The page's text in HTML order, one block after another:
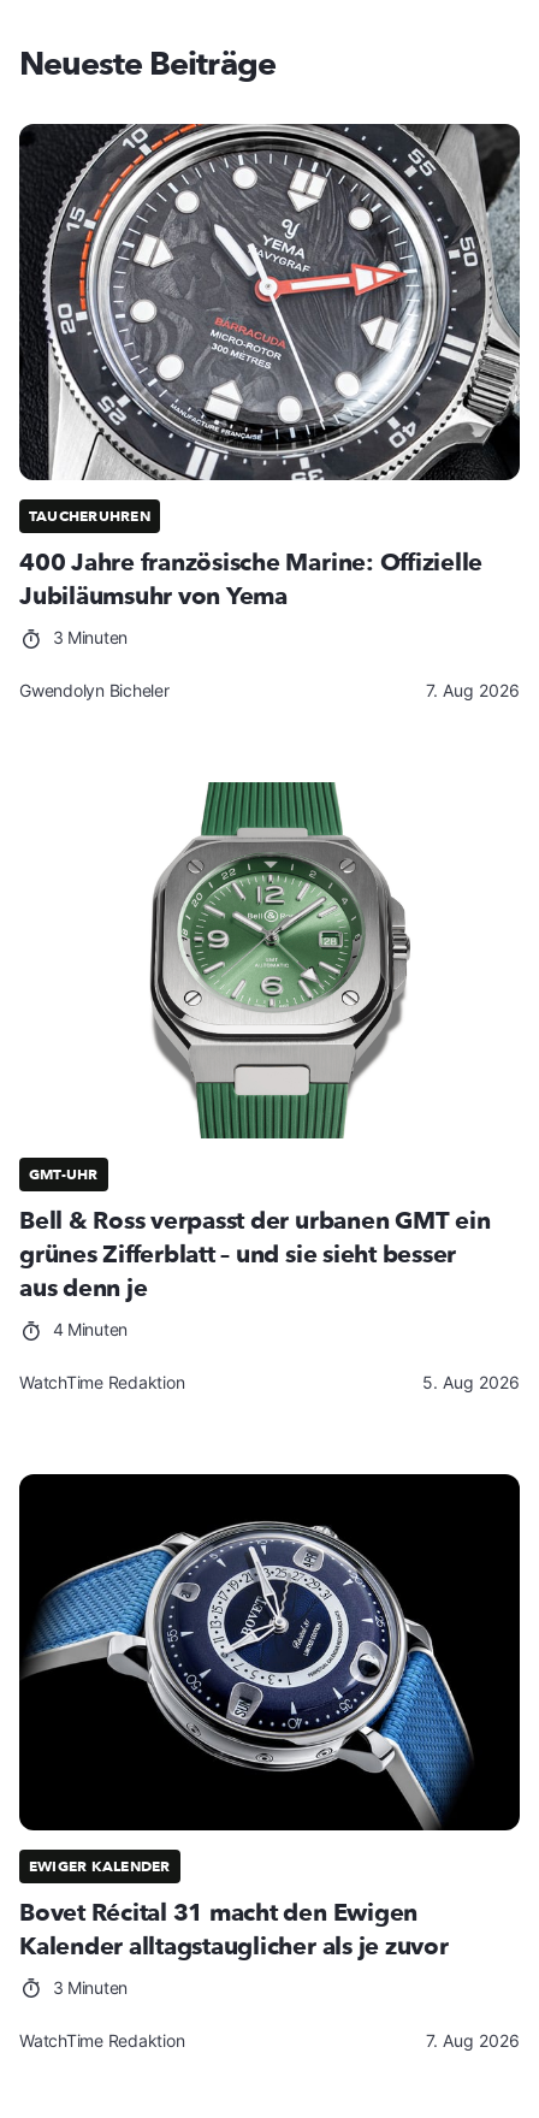
Neueste Beiträge
TAUCHERUHREN
400 Jahre französische Marine: Offizielle
Jubiläumsuhr von Yema
3 Minuten
Gwendolyn Bicheler 7. Aug 2026
GMT-UHR
Bell & Ross verpasst der urbanen GMT ein
grünes Zifferblatt – und sie sieht besser
aus denn je
4 Minuten
WatchTime Redaktion 5. Aug 2026
EWIGER KALENDER
Bovet Récital 31 macht den Ewigen
Kalender alltagstauglicher als je zuvor
3 Minuten
WatchTime Redaktion 7. Aug 2026